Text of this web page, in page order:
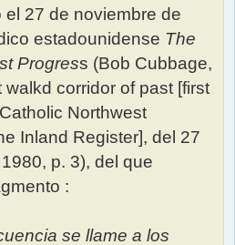
27 de noviembre de
estadounidense The
Progress (Bob Cubbage,
corridor of past [first
Northwest
Inland Register], del 27
p. 3), del que
:
se llame a los